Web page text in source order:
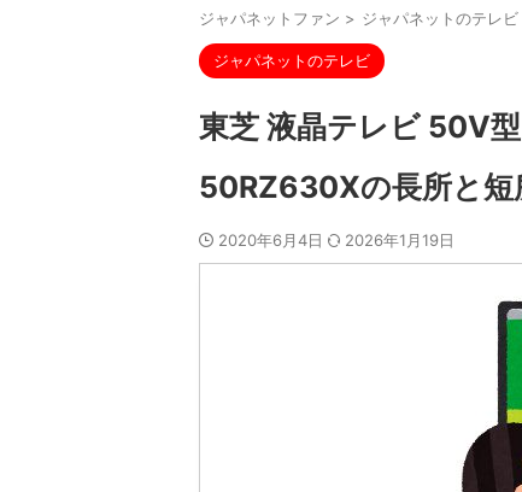
ジャパネットファン > ジャパネットのテレビ
ジャパネットのテレビ
東芝 液晶テレビ 50V
50RZ630Xの長所と短
2020年6月4日 2026年1月19日